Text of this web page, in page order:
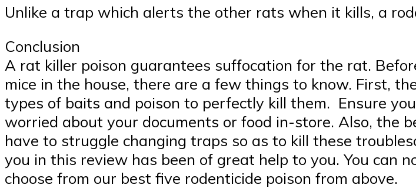
Unlike a trap which alerts the other rats when it kills, a
Conclusion
A rat killer poison guarantees suffocation for the rat.
mice in the house, there are a few things to know. First,
types of baits and poison to perfectly kill them. Ensure
worried about your documents or food in-store. Also, the
have to struggle changing traps so as to kill these
you in this review has been of great help to you. You can
choose from our best five rodenticide poison from above.